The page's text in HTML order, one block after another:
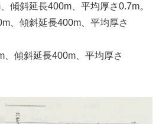
傾斜延長400m、平均厚さ0.7m。
、傾斜延長400m、平均厚さ
、傾斜延長400m、平均厚さ